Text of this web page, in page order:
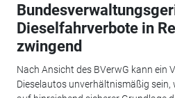
Dieselfahrverbote in
zwingend
Nach Ansicht des BVerwG kann ein
Dieselautos unverhältnismäßig sein,